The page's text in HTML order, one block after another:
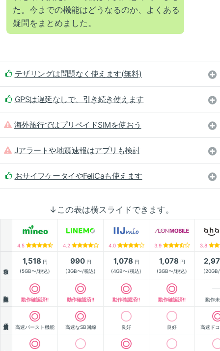
た。今までの機能はどうなるのか、よくある
疑問をまとめました。
テザリングは問題なく使えます(無料)
GPSは遅延なしで、引き続き使えます
海外旅行ではプリペイドSIMを使おう
Jアラートや地震速報はアプリも検討
おサイフケータイやFeliCaも使えます
↓この表は横スライドできます。
4.5 4.2 4.0 3.9 3.8
1,518 円
(5GB〜/税込)
990円
(3GB〜/税込)
1,078 円
(4GB〜/税込)
1,078 円
(3GB〜/税込)
動作確認済!! 動作確認済!! 動作確認済!! 動作確認済!! 動作
高速バースト機能 高速なSB回線 良好 良好 高速ド